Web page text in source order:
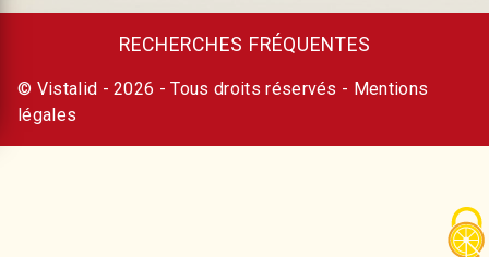
RECHERCHES FRÉQUENTES
© Vistalid - 2026 - Tous droits réservés - Mentions
légales